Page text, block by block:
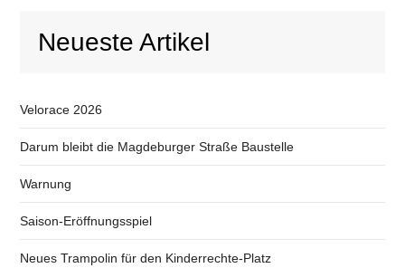
Neueste Artikel
Velorace 2026
Darum bleibt die Magdeburger Straße Baustelle
Warnung
Saison-Eröffnungsspiel
Neues Trampolin für den Kinderrechte-Platz